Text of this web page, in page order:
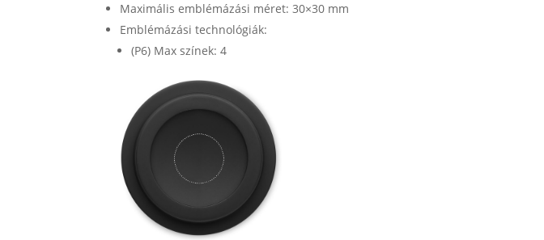
Maximális emblémázási méret: 30×30 mm
Emblémázási technológiák:
(P6) Max színek: 4